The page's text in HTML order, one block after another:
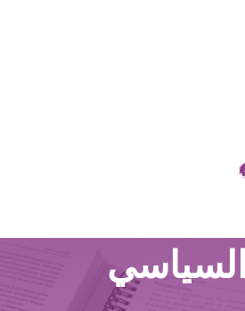
السياسي